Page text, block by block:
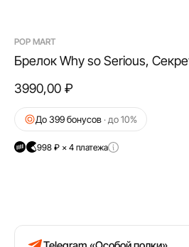
Брелок Why so Serious,
POP MART
3990,00 ₽
До 399 бонусов · до 10%
998 ₽ × 4 платежа